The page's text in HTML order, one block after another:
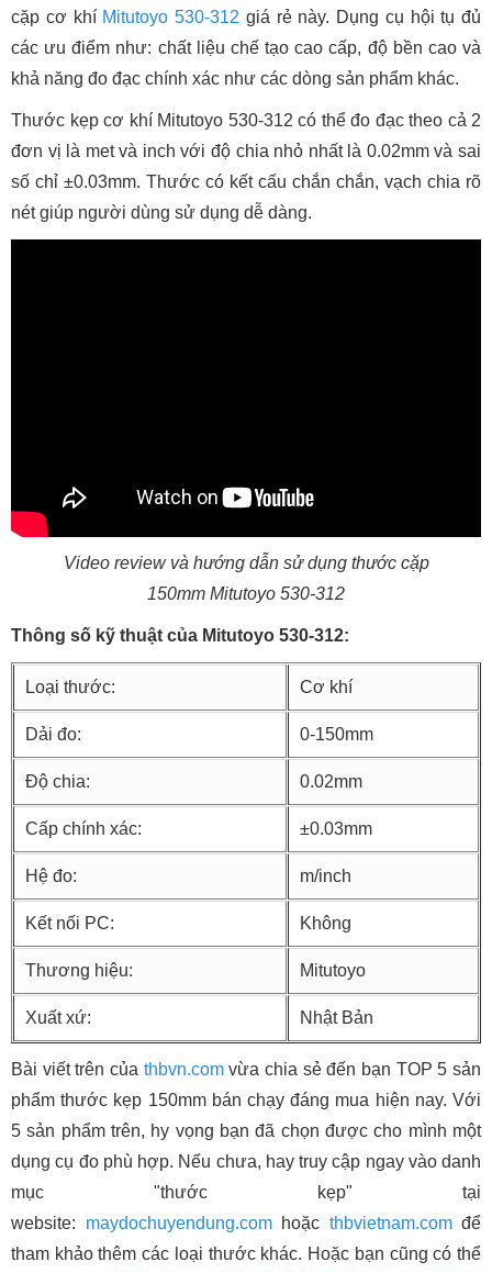
cặp cơ khí Mitutoyo 530-312 giá rẻ này. Dụng cụ hội tụ đủ
các ưu điểm như: chất liệu chế tạo cao cấp, độ bền cao và
khả năng đo đạc chính xác như các dòng sản phẩm khác.
Thước kẹp cơ khí Mitutoyo 530-312 có thể đo đạc theo cả 2
đơn vị là met và inch với độ chia nhỏ nhất là 0.02mm và sai
số chỉ ±0.03mm. Thước có kết cấu chắn chắn, vạch chia rõ
nét giúp người dùng sử dụng dễ dàng.
Video review và hướng dẫn sử dụng thước cặp
150mm Mitutoyo 530-312
Thông số kỹ thuật của Mitutoyo 530-312:
Loại thước: Cơ khí
Dải đo: 0-150mm
Độ chia: 0.02mm
Cấp chính xác: ±0.03mm
Hệ đo: m/inch
Kết nối PC: Không
Thương hiệu: Mitutoyo
Xuất xứ: Nhật Bản
Bài viết trên của thbvn.comvừa chia sẻ đến bạn TOP 5 sản
phẩm thước kẹp 150mm bán chạy đáng mua hiện nay. Với
5 sản phẩm trên, hy vọng bạn đã chọn được cho mình một
dụng cụ đo phù hợp. Nếu chưa, hay truy cập ngay vào danh
mục "thước kẹp" tại
website: maydochuyendung.comhoặc thbvietnam.comđể
tham khảo thêm các loại thước khác. Hoặc bạn cũng có thể